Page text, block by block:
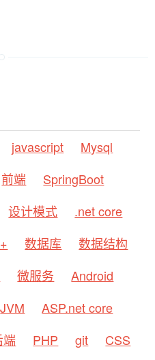
javascript
Mysql
前端
SpringBoot
设计模式
.net core
数据库
数据结构
微服务
Android
JVM
ASP.net core
端 PHP git CSS